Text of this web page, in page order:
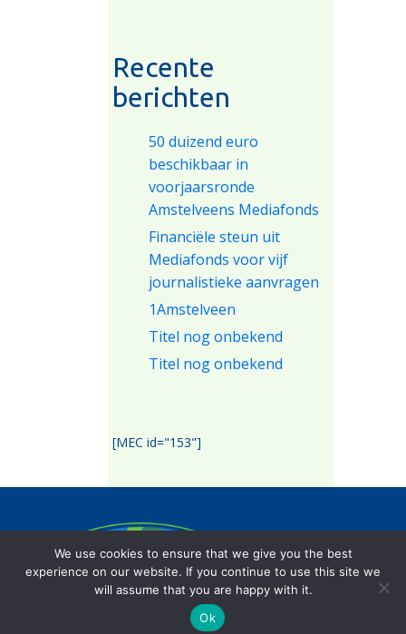
Recente
berichten
50 duizend euro
beschikbaar in
voorjaarsronde
Amstelveens Mediafonds
Financiële steun uit
Mediafonds voor vijf
journalistieke aanvragen
1Amstelveen
Titel nog onbekend
Titel nog onbekend
[MEC id="153"]
de lokale journalistiek op een onafhankelijke
wijze te stimuleren.
We use cookies to ensure that we give you the best
experience on our website. If you continue to use this site we
will assume that you are happy with it.
Ok